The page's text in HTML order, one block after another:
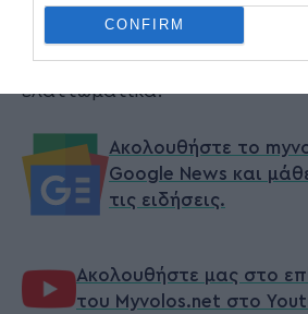
CONFIRM
αναγκαστικά τις τοπικές
αυτοδιοικητικό «μίξερ», που
ελαττωματικά!
Ακολουθήστε το
Google News και
τις ειδήσεις.
Ακολουθήστε μας στο
του Myvolos.net στο